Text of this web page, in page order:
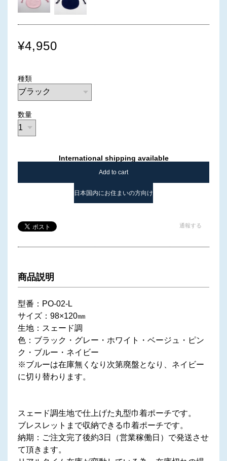
¥4,950
種類
数量
International shipping available
Add to cart
日本国内にお住まいの方向け
通報する
商品説明
型番：PO-02-L
サイズ：98×120㎜
生地：スェード調
色：ブラック・グレー・ホワイト・ベージュ・ピン
ク・ブルー・ネイビー
※ブルーは在庫無くなり次第廃盤となり、ネイビー
に切り替わります。
スェード調生地で仕上げた丸型巾着ポーチです。
ブレスレットまで収納できる巾着ポーチです。
納期：ご注文完了後約3日（営業稼働日）で発送させ
て頂きます。